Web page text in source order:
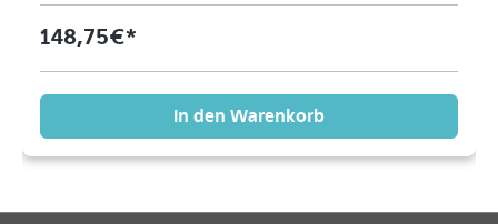
148,75 €*
In den Warenkorb